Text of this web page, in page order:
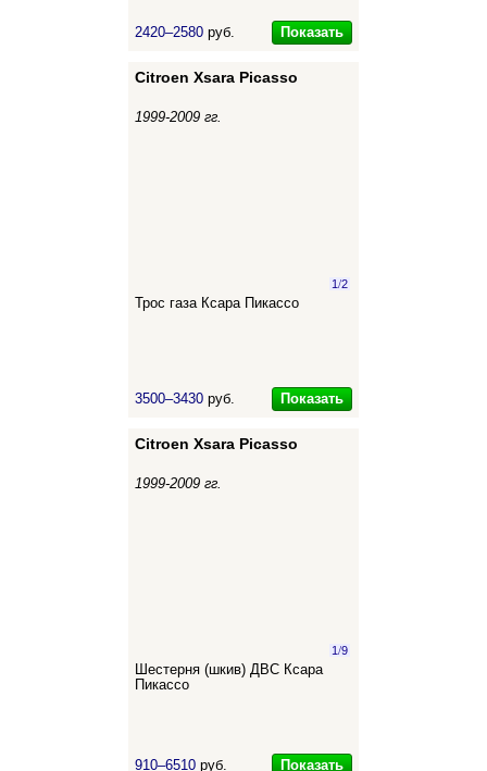
2420–2580 руб. Показать
Citroen Xsara Picasso
1999-2009 гг.
1/2
Трос газа Ксара Пикассо
3500–3430 руб. Показать
Citroen Xsara Picasso
1999-2009 гг.
1/9
Шестерня (шкив) ДВС Ксара
Пикассо
910–6510 руб. Показать